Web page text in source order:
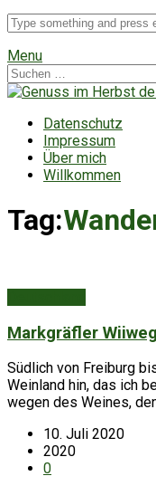
Suche
für
Menu
Suchen
nach:
Datenschutz
Impressum
Über mich
Willkommen
Tag:
Markgräfler
Südlich von Freiburg
Weinland hin, das ich
wegen des Weines,
10. Juli 2020
2020
0